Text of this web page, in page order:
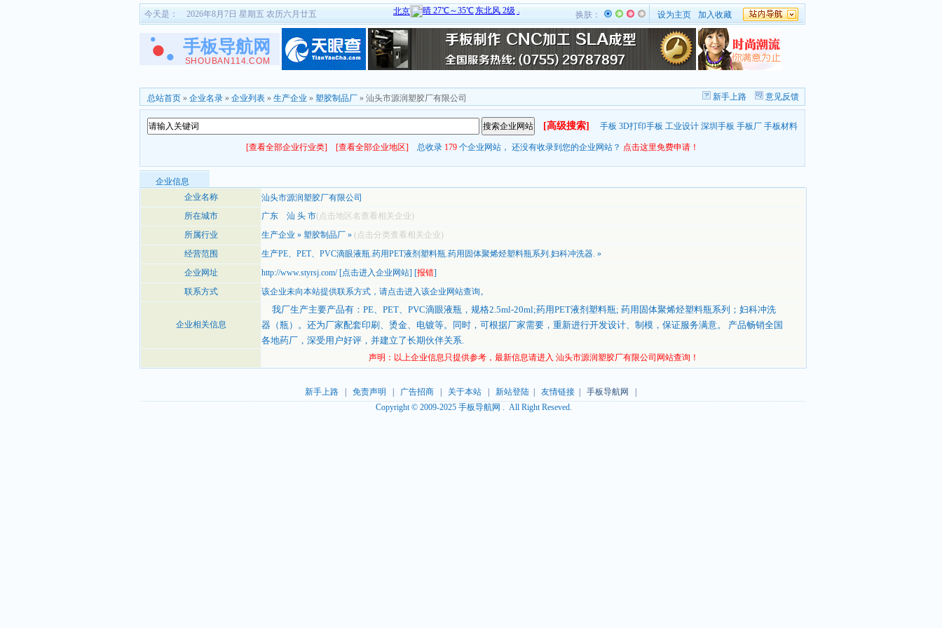
今天是： 2026年8月7日 星期五 农历六月廿五 换肤： 设为主页 加入收藏
总站首页 » 企业名录 » 企业列表 » 生产企业 » 塑胶制品厂 » 汕头市源润塑胶厂有限公司 新手上路 意见反馈
[高级搜索] 手板 3D打印手板 工业设计 深圳手板 手板厂 手板材料
[查看全部企业行业类] [查看全部企业地区] 总收录 179 个企业网站， 还没有收录到您的企业网站？ 点击这里免费申请！
企业信息
企业名称
汕头市源润塑胶厂有限公司
所在城市
广东 汕 头 市(点击地区名查看相关企业)
所属行业
生产企业 » 塑胶制品厂 » (点击分类查看相关企业)
经营范围
生产PE、PET、PVC滴眼液瓶.药用PET液剂塑料瓶.药用固体聚烯烃塑料瓶系列.妇科冲洗器. »
企业网址
http://www.styrsj.com/[点击进入企业网站] [报错]
联系方式
该企业未向本站提供联系方式， 请点击进入该企业网站查询。
企业相关信息
我厂生产主要产品有：PE、PET、PVC滴眼液瓶，规格2.5ml-20ml;药用PET液剂塑料瓶; 药用固体聚烯烃塑料瓶系列；妇科冲洗
器（瓶）。还为厂家配套印刷、烫金、电镀等。同时，可根据厂家需要，重新进行开发设计、制模，保证服务满意。 产品畅销全国
各地药厂，深受用户好评，并建立了长期伙伴关系.
声明：以上企业信息只提供参考，最新信息请进入 汕头市源润塑胶厂有限公司网站查询！
新手上路| 免责声明 广告招商| 关于本站| 新站登陆| 友情链接| 手板导航网 |
Copyright © 2009-2025 手板导航网 . All Right Reseved.